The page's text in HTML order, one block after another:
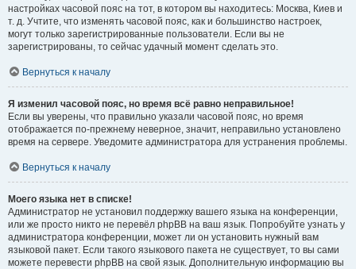
настройках часовой пояс на тот, в котором вы находитесь: Москва, Киев и
т. д. Учтите, что изменять часовой пояс, как и большинство настроек,
могут только зарегистрированные пользователи. Если вы не
зарегистрированы, то сейчас удачный момент сделать это.
Вернуться к началу
Я изменил часовой пояс, но время всё равно неправильное!
Если вы уверены, что правильно указали часовой пояс, но время
отображается по-прежнему неверное, значит, неправильно установлено
время на сервере. Уведомите администратора для устранения проблемы.
Вернуться к началу
Моего языка нет в списке!
Администратор не установил поддержку вашего языка на конференции,
или же просто никто не перевёл phpBB на ваш язык. Попробуйте узнать у
администратора конференции, может ли он установить нужный вам
языковой пакет. Если такого языкового пакета не существует, то вы сами
можете перевести phpBB на свой язык. Дополнительную информацию вы